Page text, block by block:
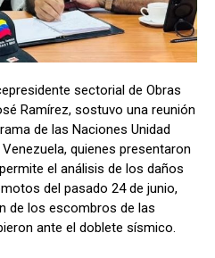
sectorial de Obras
Ramírez, sostuvo una reunión
de las Naciones Unidad
quienes presentaron
el análisis de los daños
del pasado 24 de junio,
de los escombros de las
ante el doblete sísmico.